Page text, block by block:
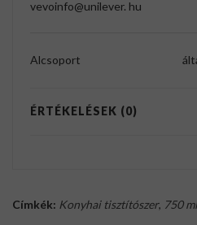
vevoinfo@unilever. hu
Alcsoport
ÉRTÉKELÉSEK (0)
Címkék: Konyhai tisztítószer, 750 ml